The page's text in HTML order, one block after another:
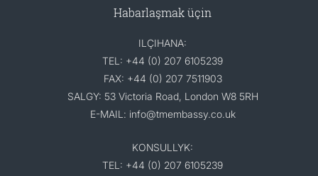
Habarlaşmak üçin
ILÇIHANA:
TEL: +44 (0) 207 6105239
FAX: +44 (0) 207 7511903
SALGY: 53 Victoria Road, London W8 5RH
E-MAIL: info@tmembassy.co.uk
KONSULLYK:
TEL: +44 (0) 207 6105239